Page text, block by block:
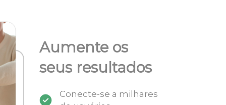
Aumente os
seus resultados
Conecte-se a milhares